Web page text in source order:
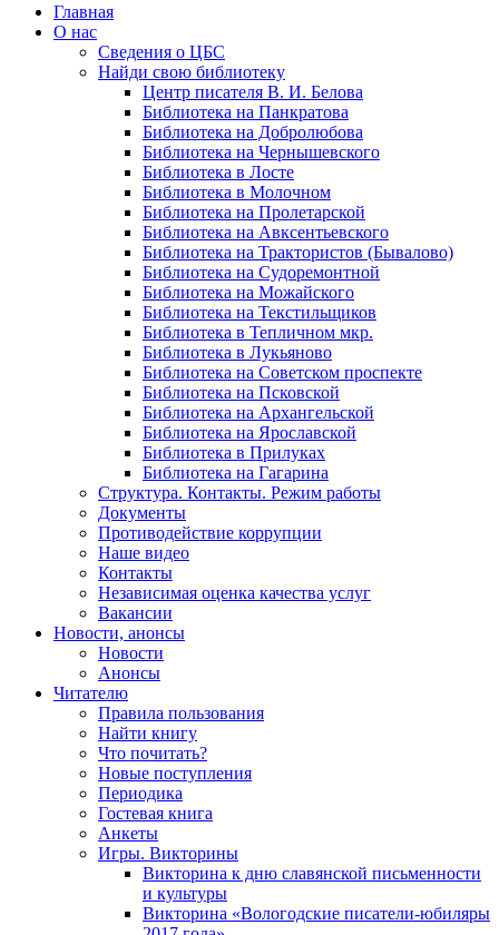
Главная
О нас
Сведения о ЦБС
Найди свою библиотеку
Центр писателя В. И. Белова
Библиотека на Панкратова
Библиотека на Добролюбова
Библиотека на Чернышевского
Библиотека в Лосте
Библиотека в Молочном
Библиотека на Пролетарской
Библиотека на Авксентьевского
Библиотека на Трактористов (Бывалово)
Библиотека на Судоремонтной
Библиотека на Можайского
Библиотека на Текстильщиков
Библиотека в Тепличном мкр.
Библиотека в Лукьяново
Библиотека на Советском проспекте
Библиотека на Псковской
Библиотека на Архангельской
Библиотека на Ярославской
Библиотека в Прилуках
Библиотека на Гагарина
Структура. Контакты. Режим работы
Документы
Противодействие коррупции
Наше видео
Контакты
Независимая оценка качества услуг
Вакансии
Новости, анонсы
Новости
Анонсы
Читателю
Правила пользования
Найти книгу
Что почитать?
Новые поступления
Периодика
Гостевая книга
Анкеты
Игры. Викторины
Викторина к дню славянской письменности
и культуры
Викторина «Вологодские писатели-юбиляры